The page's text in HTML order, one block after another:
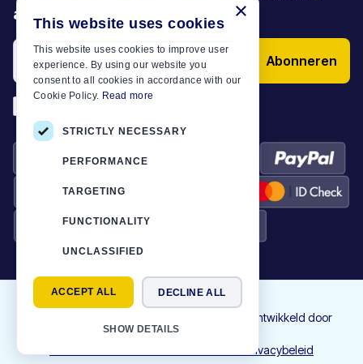
aanbiedingen en artikelen
Abonneren
©2026
Alle rechten voorbehouden. Ontworpen en ontwikkeld door
NETMECHANICS
Privacybeleid
×
This website uses cookies
This website uses cookies to improve user
experience. By using our website you
consent to all cookies in accordance with our
Cookie Policy. Read more
STRICTLY NECESSARY
PERFORMANCE
TARGETING
FUNCTIONALITY
UNCLASSIFIED
ACCEPT ALL DECLINE ALL
SHOW DETAILS